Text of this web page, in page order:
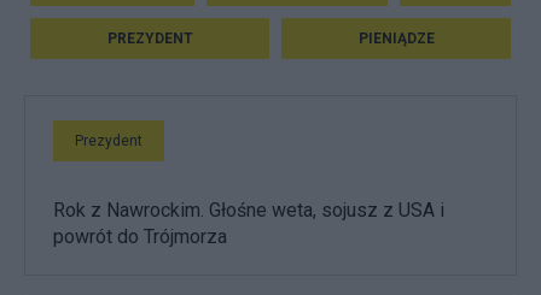
PREZYDENT PIENIĄDZE
Prezydent
Rok z Nawrockim. Głośne weta, sojusz z USA i
powrót do Trójmorza